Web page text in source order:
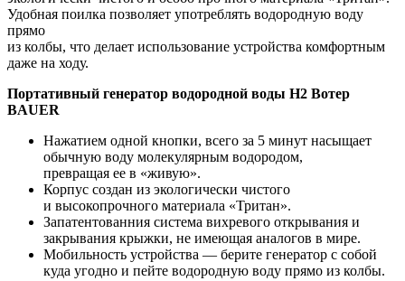
Удобная поилка позволяет употреблять водородную воду
прямо
из колбы, что делает использование устройства комфортным
даже на ходу.
Портативный генератор водородной воды H2 Вотер
BAUER
Нажатием одной кнопки, всего за 5 минут насыщает
обычную воду молекулярным водородом,
превращая ее в «живую».
Корпус создан из экологически чистого
и высокопрочного материала «Тритан».
Запатентованния система вихревого открывания и
закрывания крыжки, не имеющая аналогов в мире.
Мобильность устройства — берите генератор с собой
куда угодно и пейте водородную воду прямо из колбы.